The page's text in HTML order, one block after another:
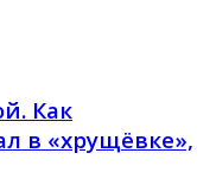
Как
в «хрущёвке»,